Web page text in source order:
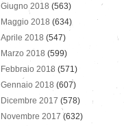
Giugno 2018 (563)
Maggio 2018 (634)
Aprile 2018 (547)
Marzo 2018 (599)
Febbraio 2018 (571)
Gennaio 2018 (607)
Dicembre 2017 (578)
Novembre 2017 (632)